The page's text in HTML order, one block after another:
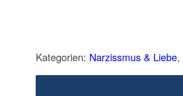
Kategorien: Narzissmus & Liebe,